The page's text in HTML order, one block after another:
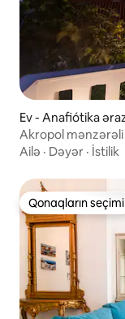
Ev - Anafiótika
Akropol mənzərəli
Ailə · Dəyər · İstilik
Qonaqların seçimi
Qonaqların seçimi